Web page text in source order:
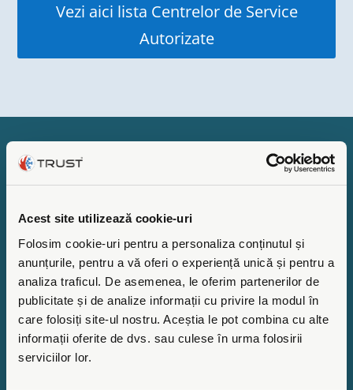
Acest site utilizează cookie-uri
Folosim cookie-uri pentru a personaliza conținutul și
anunțurile, pentru a vă oferi o experiență unică și pentru a
analiza traficul. De asemenea, le oferim partenerilor de
publicitate și de analize informații cu privire la modul în
care folosiți site-ul nostru. Aceștia le pot combina cu alte
informații oferite de dvs. sau culese în urma folosirii
serviciilor lor.
Vezi aici lista Centrelor de Service
Autorizate
DESPRE NOI
Totul a inceput in anul 1993 cu o reprezentanta
de activitate, ne-am extins, reusind sa castigam
increderea clientilor nostri si sa ne impunem ca
experti in sisteme de incalzire, racire si ventilatie, cu
solutii de proiectare complete si service post vanzare
certificat.
In ultimii 30 ani sigla noastra a fost adaptata design-